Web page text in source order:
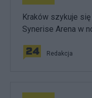
Kraków szykuje
Synerise Arena w
Redakcja